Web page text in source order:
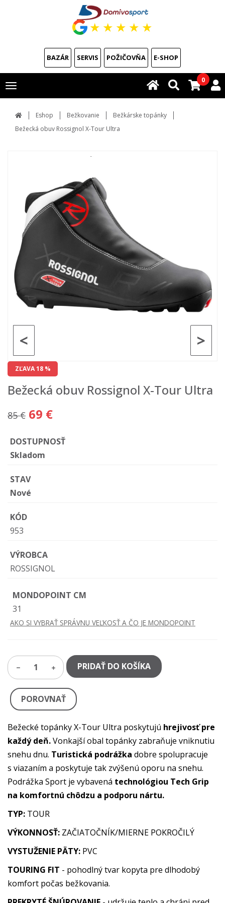
★ ★ ★ ★ ★
BAZÁR SERVIS POŽIČOVŇA E-SHOP
Toggle
navigation
0
Eshop Bežkovanie
Bežkárske topánky
Bežecká obuv Rossignol X-Tour Ultra
>
<
ZĽAVA 18 %
Bežecká obuv Rossignol X-Tour Ultra
85 € 69 €
DOSTUPNOSŤ
Skladom
STAV
Nové
KÓD
953
VÝROBCA
ROSSIGNOL
MONDOPOINT CM
31
AKO SI VYBRAŤ SPRÁVNU VEĽKOSŤ A ČO JE MONDOPOINT
1 PRIDAŤ DO KOŠÍKA
POROVNAŤ
Bežecké topánky X-Tour Ultra poskytujú hrejivosť pre
každý deň.Vonkajší obal topánky zabraňuje vniknutiu
snehu dnu. Turistická podrážka dobre spolupracuje
s viazaním a poskytuje tak zvýšenú oporu na snehu.
Podrážka Sport je vybavená technológiou Tech Grip
na komfortnú chôdzu a podporu nártu.
TYP: TOUR
VÝKONNOSŤ: ZAČIATOČNÍK/MIERNE POKROČILÝ
VYSTUŽENIE PÄTY: PVC
TOURING FIT - pohodlný tvar kopyta pre dlhodobý
komfort počas bežkovania.